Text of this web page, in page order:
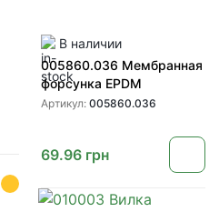
В наличии
005860.036 Мембранная
форсунка EPDM
Артикул: 005860.036
69.96 грн